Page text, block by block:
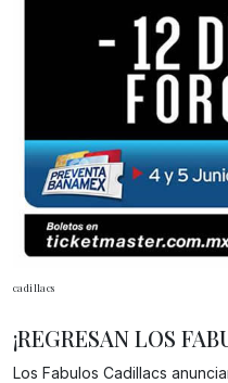
cadillacs
¡REGRESAN LOS
Los Fabulos Cadillacs